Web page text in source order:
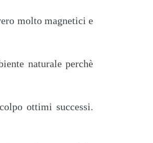
molto magnetici e
naturale perchè
ottimi successi.